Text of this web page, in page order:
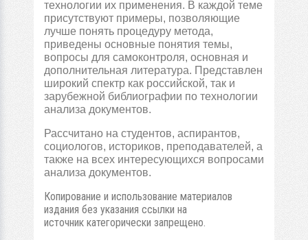
технологии их применения. В каждой теме
присутствуют примеры, позволяющие
лучше понять процедуру метода,
приведены основные понятия темы,
вопросы для самоконтроля, основная и
дополнительная литература. Представлен
широкий спектр как российской, так и
зарубежной библиографии по технологии
анализа документов.
Рассчитано на студентов, аспирантов,
социологов, историков, преподавателей, а
также на всех интересующихся вопросами
анализа документов.
Копирование и использование материалов
издания без указания ссылки на
источник категорически запрещено.